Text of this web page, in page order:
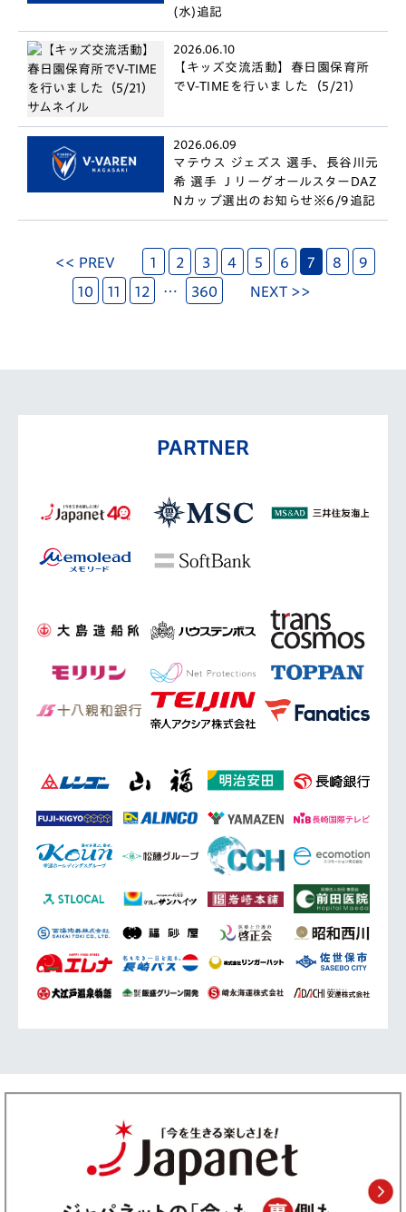
(水)追記
2026.06.10
【キッズ交流活動】春日園保育所
でV-TIMEを行いました（5/21）
2026.06.09
マテウス ジェズス 選手、長谷川元
希 選手 ＪリーグオールスターDAZ
Nカップ選出のお知らせ※6/9追記
<< PREV 1 2 3 4 5 6 7 8
9
10
11 12 … 360 NEXT >>
PARTNER